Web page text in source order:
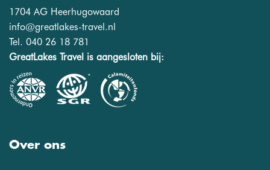
1704 AG Heerhugowaard
info@greatlakes-travel.nl
Tel. 040 26 18 781
GreatLakes Travel is aangesloten bij:
Over ons